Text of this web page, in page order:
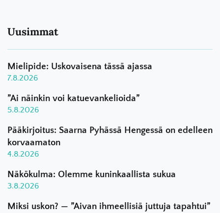
Uusimmat
Mielipide: Uskovaisena tässä ajassa
7.8.2026
”Ai näinkin voi katuevankelioida”
5.8.2026
Pääkirjoitus: Saarna Pyhässä Hengessä on edelleen
korvaamaton
4.8.2026
Näkökulma: Olemme kuninkaallista sukua
3.8.2026
Miksi uskon? — ”Aivan ihmeellisiä juttuja tapahtui”